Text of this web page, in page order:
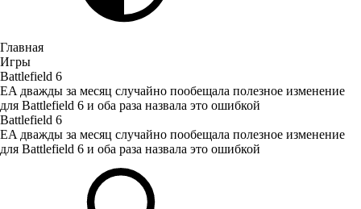
Главная
Игры
Battlefield 6
EA дважды за месяц случайно пообещала полезное изменение
для Battlefield 6 и оба раза назвала это ошибкой
Battlefield 6
EA дважды за месяц случайно пообещала полезное изменение
для Battlefield 6 и оба раза назвала это ошибкой